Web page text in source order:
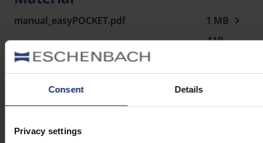
Consent Details
Privacy settings
manual_easyPOCKET.pdf
1 MB
110
Varianten
Name